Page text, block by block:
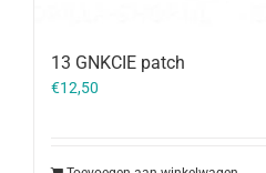
13 GNKCIE patch
€12,50